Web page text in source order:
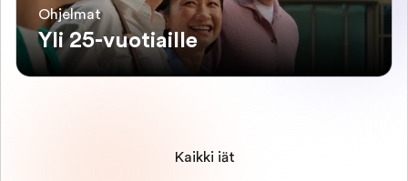
Ohjelmat
Yli 25-vuotiaille
Kaikki iät